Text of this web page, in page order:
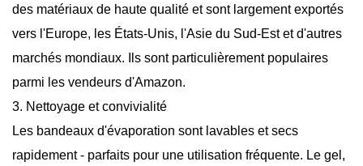
des matériaux de haute qualité et sont largement exportés
vers l'Europe, les États-Unis, l'Asie du Sud-Est et d'autres
marchés mondiaux. Ils sont particulièrement populaires
parmi les vendeurs d'Amazon.
3. Nettoyage et convivialité
Les bandeaux d'évaporation sont lavables et secs
rapidement - parfaits pour une utilisation fréquente. Le gel,